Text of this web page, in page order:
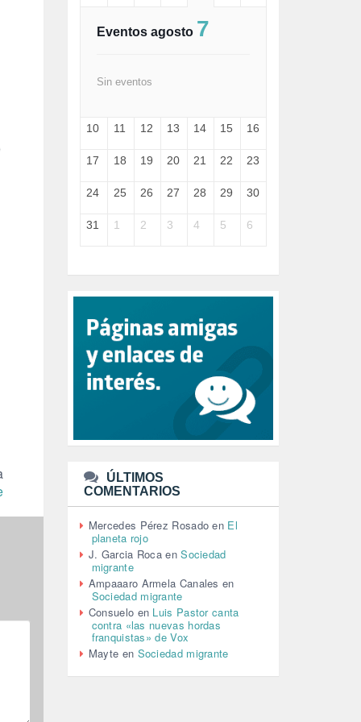
FELICIDAD (1)
FRANCISCO (5)
HUGO ZÁRATE (30)
I A (2)
INDEPENDENCIA (15)
INTELIGENCIA ARTIFICIAL (1)
JANE GOODDALL (1)
JAZZ (1)
JÓVENES (28)
JUSTICIA (13)
LEÓN XIV (5)
LGTBI (1)
MEMORIA HISTÓRICA (232)
MONARQUÍA (26)
NATURALEZA (1)
PALESTINA (8)
PARTICIPACIÓN CIUDADANA (392)
PAZ (2)
PENSIONES (12)
PEPE MUJICA (2)
PESCADORES (1)
POBREZA (2)
Eventos agosto 7
Sin eventos
10 11 12 13 14 15 16
17 18 19 20 21 22 23
24 25 26 27 28 29 30
31 1 2 3 4 5 6
ÚLTIMOS
COMENTARIOS
Mercedes Pérez Rosado en El
planeta rojo
J. Garcia Roca enSociedad
migrante
Ampaaaro Armela Canales en
Sociedad migrante
Consuelo en Luis Pastor canta
contra «las nuevas hordas
franquistas» de Vox
Mayte en Sociedad migrante